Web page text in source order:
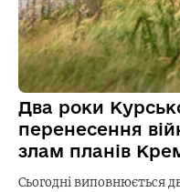
Два роки
перенесення
злам планів
Сьогодні виповнюється